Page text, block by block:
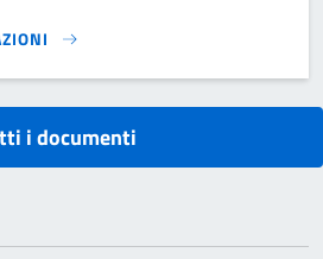
E STATO CIVILE}
i documenti